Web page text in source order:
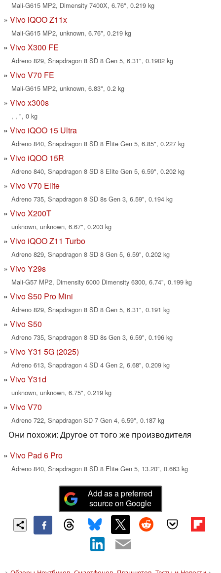
Mali-G615 MP2, Dimensity 7400X, 6.76", 0.219 kg
Vivo iQOO Z11x
Mali-G615 MP2, unknown, 6.76", 0.219 kg
Vivo X300 FE
Adreno 829, Snapdragon 8 SD 8 Gen 5, 6.31", 0.1902 kg
Vivo V70 FE
Mali-G615 MP2, unknown, 6.83", 0.2 kg
Vivo x300s
, , ", 0 kg
Vivo iQOO 15 Ultra
Adreno 840, Snapdragon 8 SD 8 Elite Gen 5, 6.85", 0.227 kg
Vivo iQOO 15R
Adreno 840, Snapdragon 8 SD 8 Elite Gen 5, 6.59", 0.202 kg
Vivo V70 Elite
Adreno 735, Snapdragon 8 SD 8s Gen 3, 6.59", 0.194 kg
Vivo X200T
unknown, unknown, 6.67", 0.203 kg
Vivo iQOO Z11 Turbo
Adreno 829, Snapdragon 8 SD 8 Gen 5, 6.59", 0.202 kg
Vivo Y29s
Mali-G57 MP2, Dimensity 6000 Dimensity 6300, 6.74", 0.199 kg
Vivo S50 Pro Mini
Adreno 829, Snapdragon 8 SD 8 Gen 5, 6.31", 0.191 kg
Vivo S50
Adreno 735, Snapdragon 8 SD 8s Gen 3, 6.59", 0.196 kg
Vivo Y31 5G (2025)
Adreno 613, Snapdragon 4 SD 4 Gen 2, 6.68", 0.209 kg
Vivo Y31d
unknown, unknown, 6.75", 0.219 kg
Vivo V70
Adreno 722, Snapdragon SD 7 Gen 4, 6.59", 0.187 kg
Они похожи: Другое от того же производителя
Vivo Pad 6 Pro
Adreno 840, Snapdragon 8 SD 8 Elite Gen 5, 13.20", 0.663 kg
Add as a preferred
source on Google